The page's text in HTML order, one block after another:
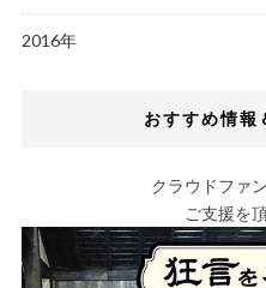
2016年
おすすめ情報
クラウドファ
ご支援を